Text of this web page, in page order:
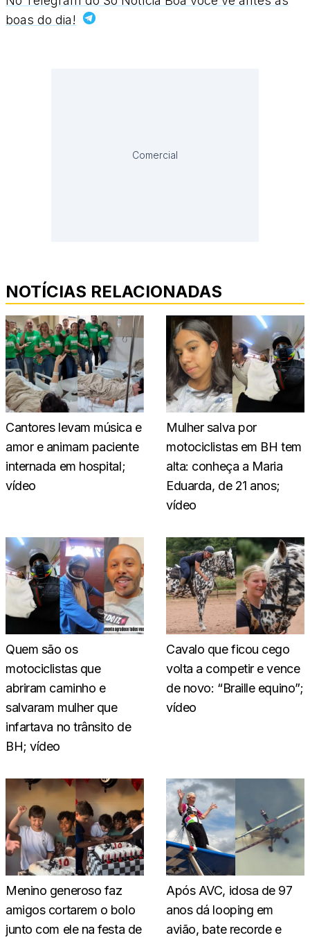
boas do dia!
Comercial
NOTÍCIAS RELACIONADAS
Cantores levam música e
amor e animam paciente
internada em hospital;
vídeo
Mulher salva por
motociclistas em BH tem
alta: conheça a Maria
Eduarda, de 21 anos;
vídeo
Quem são os
motociclistas que
abriram caminho e
salvaram mulher que
infartava no trânsito de
BH; vídeo
Cavalo que ficou cego
volta a competir e vence
de novo: “Braille equino”;
vídeo
Menino generoso faz
amigos cortarem o bolo
junto com ele na festa de
Após AVC, idosa de 97
anos dá looping em
avião, bate recorde e